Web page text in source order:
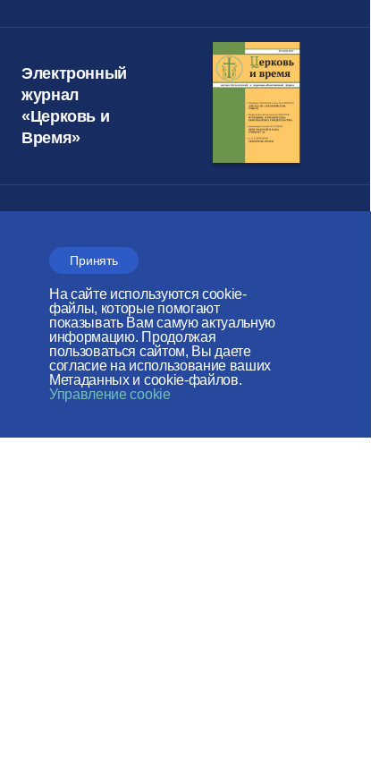
Принять
На сайте используются cookie-
файлы, которые помогают
показывать Вам самую актуальную
информацию. Продолжая
пользоваться сайтом, Вы даете
согласие на использование ваших
Метаданных и cookie-файлов.
Управление cookie
Электронный
журнал
«Церковь и
Время»
связей
МОСКОВСКОГО ПАТРИАРХАТА
Сайт действует при
поддержке
Российского фонда мира
Фонда поддержки христианской